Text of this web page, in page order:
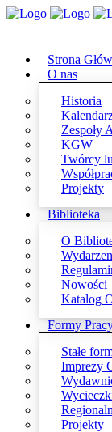
Strona
O nas
Historia
Zespoły
KGW
Twórcy
Projekty
Biblioteka
O
Nowości
Katalog
Formy
Stałe
Imprezy
Projekty